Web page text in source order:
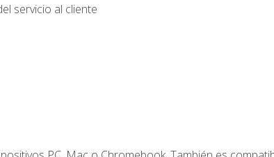
servicio al cliente